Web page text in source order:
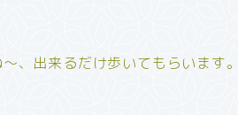
、出来るだけ歩いてもらいます。